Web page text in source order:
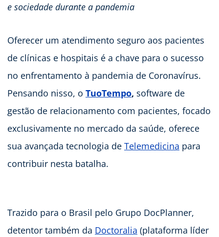
e sociedade durante a pandemia
Oferecer um atendimento seguro aos pacientes
de clínicas e hospitais é a chave para o sucesso
no enfrentamento à pandemia de Coronavírus.
Pensando nisso, o TuoTempo, software de
gestão de relacionamento com pacientes, focado
exclusivamente no mercado da saúde, oferece
sua avançada tecnologia de Telemedicina para
contribuir nesta batalha.
Trazido para o Brasil pelo Grupo DocPlanner,
detentor também da Doctoralia (plataforma líder